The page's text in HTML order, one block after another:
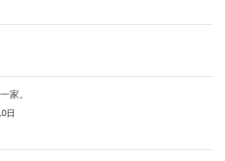
家。
日